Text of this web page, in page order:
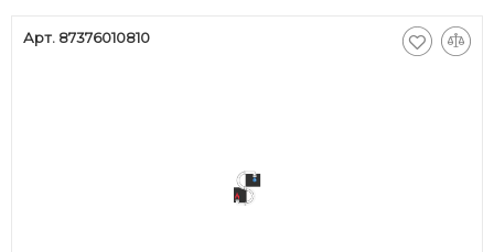
Арт. 87376010810